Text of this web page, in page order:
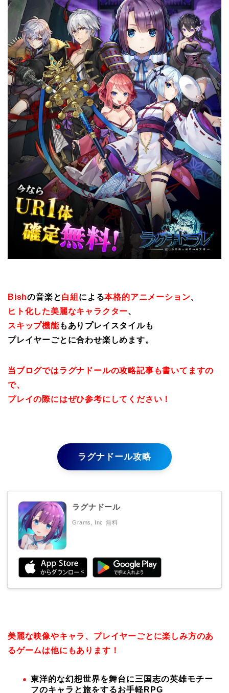
Bishの音楽と白組 による本格的アニメーション、
ヒト化した美麗なキャラクター、
スキップ機能もありプレイスタイルも
プレイヤーごとに合わせ楽しめます。
当ブログではラグナドールの攻略記事も書いてますの
で、
プレイの際にはぜひ参考にしてください！
ラグナドール攻略
ラグナドール
Grams, Inc 無料
美麗な映像やキャラ、プレイヤーごとに楽しみ方のあ
るゲームは他にもあります！
東洋的な幻想世界を舞台に三国志の英雄モチー
フのキャラと旅をするお手軽RPG